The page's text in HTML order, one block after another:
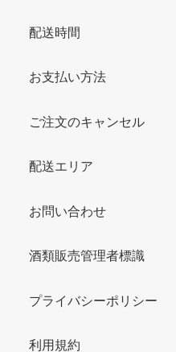
配送時間
お支払い方法
ご注文のキャンセル
配送エリア
お問い合わせ
酒類販売管理者標識
プライバシーポリシー
利用規約